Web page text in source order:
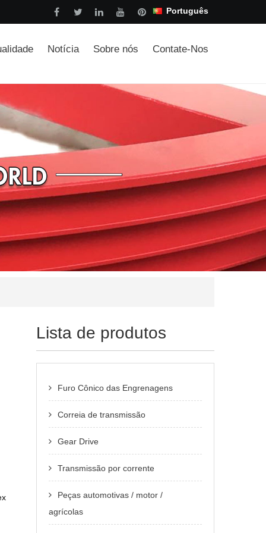
Português
Notícia Sobre nós Contate-Nos
Lista de produtos
Furo Cônico das Engrenagens
Correia de transmissão
Gear Drive
Transmissão por corrente
Peças automotivas / motor /
agrícolas